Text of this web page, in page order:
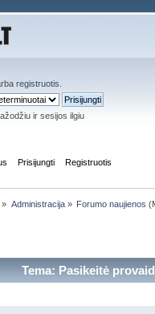
registruotis
ir sesijos ilgiu
Prisijungti Registruotis
» Administracija» Forumo naujienos
Tema: Pasikeitė